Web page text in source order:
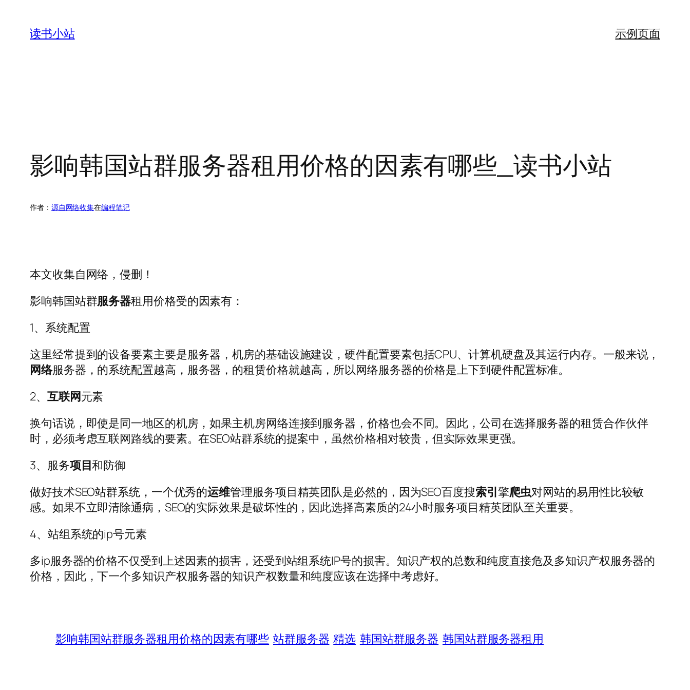
读书小站 示例页面
影响韩国站群服务器租用价格的因素有哪些_读书小站
作者： 源自网络收集在编程笔记
本文收集自网络，侵删！
影响韩国站群服务器租用价格受的因素有：
1、系统配置
这里经常提到的设备要素主要是服务器，机房的基础设施建设，硬件配置要素包括CPU、计算机硬盘及其运行内存。一般来说，
网络服务器，的系统配置越高，服务器，的租赁价格就越高，所以网络服务器的价格是上下到硬件配置标准。
2、 互联网元素
换句话说，即使是同一地区的机房，如果主机房网络连接到服务器，价格也会不同。因此，公司在选择服务器的租赁合作伙伴
时，必须考虑互联网路线的要素。在SEO站群系统的提案中，虽然价格相对较贵，但实际效果更强。
3、服务项目和防御
做好技术SEO站群系统，一个优秀的运维管理服务项目精英团队是必然的，因为SEO百度搜索引擎爬虫对网站的易用性比较敏
感。如果不立即清除通病，SEO的实际效果是破坏性的，因此选择高素质的24小时服务项目精英团队至关重要。
4、站组系统的ip号元素
多ip服务器的价格不仅受到上述因素的损害，还受到站组系统IP号的损害。知识产权的总数和纯度直接危及多知识产权服务器的
价格，因此，下一个多知识产权服务器的知识产权数量和纯度应该在选择中考虑好。
影响韩国站群服务器租用价格的因素有哪些 站群服务器 精选 韩国站群服务器 韩国站群服务器租用